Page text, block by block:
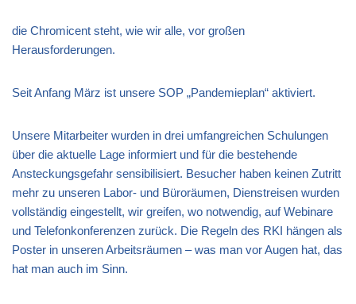
die Chromicent steht, wie wir alle, vor großen
Herausforderungen.
Seit Anfang März ist unsere SOP „Pandemieplan“ aktiviert.
Unsere Mitarbeiter wurden in drei umfangreichen Schulungen
über die aktuelle Lage informiert und für die bestehende
Ansteckungsgefahr sensibilisiert. Besucher haben keinen Zutritt
mehr zu unseren Labor- und Büroräumen, Dienstreisen wurden
vollständig eingestellt, wir greifen, wo notwendig, auf Webinare
und Telefonkonferenzen zurück. Die Regeln des RKI hängen als
Poster in unseren Arbeitsräumen – was man vor Augen hat, das
hat man auch im Sinn.